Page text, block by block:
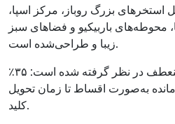
بزرگ روباز، مرکز اسپا،
محوطه‌های باربیکیو و فضاهای سبز
زیبا و طراحی‌شده است.
برنامه پرداخت منعطف در نظر گرفته شده است: ۳۵٪
و ۶۵٪ باقی‌مانده به‌صورت اقساط تا زمان تحویل
کلید.